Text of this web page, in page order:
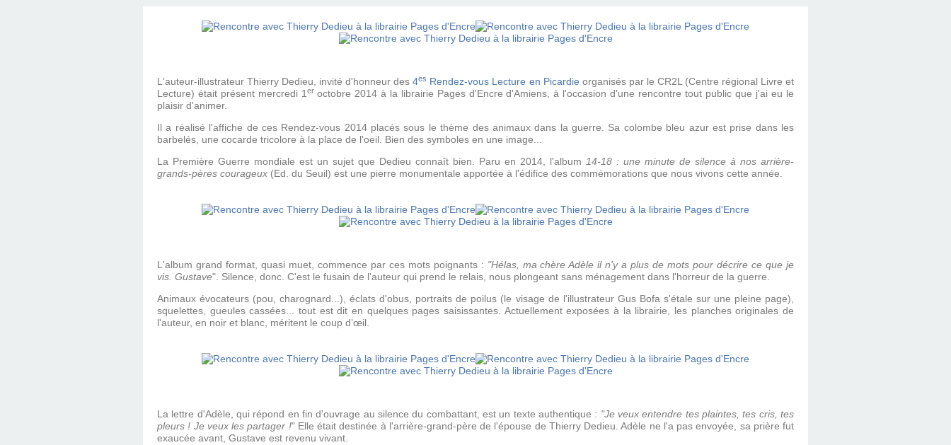
L'auteur-illustrateur Thierry Dedieu, invité d'honneur des4es Rendez-vous Lecture en Picardie organisés par le CR2L (Centre régional Livre et
Lecture) était présent mercredi 1er octobre 2014 à la librairie Pages d'Encre d'Amiens, à l'occasion d'une rencontre tout public que j'ai eu le
plaisir d'animer.
Il a réalisé l'affiche de ces Rendez-vous 2014 placés sous le thème des animaux dans la guerre. Sa colombe bleu azur est prise dans les
barbelés, une cocarde tricolore à la place de l'oeil. Bien des symboles en une image...
La Première Guerre mondiale est un sujet que Dedieu connaît bien. Paru en 2014, l'album 14-18 : une minute de silence à nos arrière-
grands-pères courageux (Ed. du Seuil) est une pierre monumentale apportée à l'édifice des commémorations que nous vivons cette année.
L'album grand format, quasi muet, commence par ces mots poignants : "Hélas, ma chère Adèle il n'y a plus de mots pour décrire ce que je
vis. Gustave". Silence, donc. C'est le fusain de l'auteur qui prend le relais, nous plongeant sans ménagement dans l'horreur de la guerre.
Animaux évocateurs (pou, charognard...), éclats d'obus, portraits de poilus (le visage de l'illustrateur Gus Bofa s'étale sur une pleine page),
squelettes, gueules cassées... tout est dit en quelques pages saisissantes. Actuellement exposées à la librairie, les planches originales de
l'auteur, en noir et blanc, méritent le coup d’œil.
La lettre d'Adèle, qui répond en fin d'ouvrage au silence du combattant, est un texte authentique : "Je veux entendre tes plaintes, tes cris, tes
pleurs ! Je veux les partager !" Elle était destinée à l'arrière-grand-père de l'épouse de Thierry Dedieu. Adèle ne l'a pas envoyée, sa prière fut
exaucée avant, Gustave est revenu vivant.